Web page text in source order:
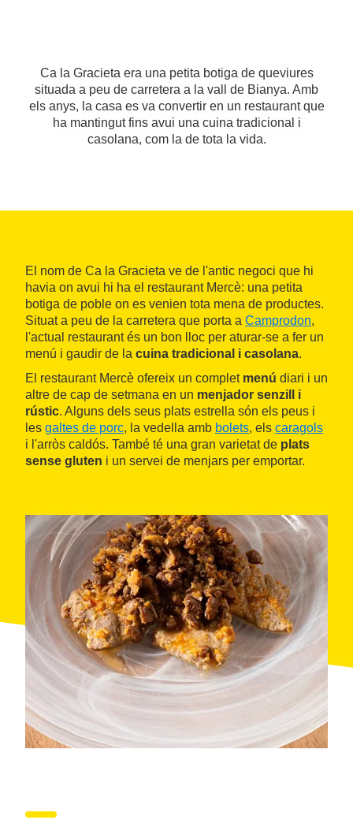
Ca la Gracieta era una petita botiga de queviures
situada a peu de carretera a la vall de Bianya. Amb
els anys, la casa es va convertir en un restaurant que
ha mantingut fins avui una cuina tradicional i
casolana, com la de tota la vida.
El nom de Ca la Gracieta ve de l'antic negoci que hi
havia on avui hi ha el restaurant Mercè: una petita
botiga de poble on es venien tota mena de productes.
Situat a peu de la carretera que porta a Camprodon,
l'actual restaurant és un bon lloc per aturar-se a fer un
menú i gaudir de la cuina tradicional i casolana.
El restaurant Mercè ofereix un complet menú diari i un
altre de cap de setmana en un menjador senzill i
rústic. Alguns dels seus plats estrella són els peus i
les galtes de porc, la vedella amb bolets, els caragols
i l'arròs caldós. També té una gran varietat de plats
sense gluten i un servei de menjars per emportar.